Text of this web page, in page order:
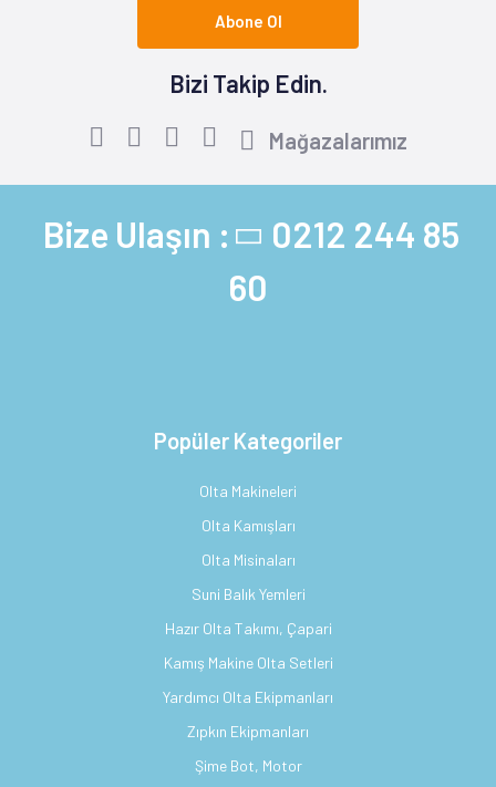
Abone Ol
Bizi Takip Edin.
Mağazalarımız
Bize Ulaşın : 0212 244 85
60
Popüler Kategoriler
Olta Makineleri
Olta Kamışları
Olta Misinaları
Suni Balık Yemleri
Hazır Olta Takımı, Çapari
Kamış Makine Olta Setleri
Yardımcı Olta Ekipmanları
Zıpkın Ekipmanları
Şime Bot, Motor